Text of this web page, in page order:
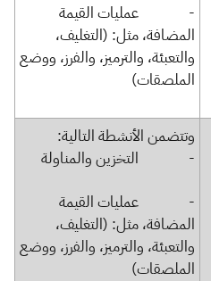
- عمليات القيمة
المضافة، مثل: (التغليف،
والتعبئة، والترميز، والفرز، ووضع
الملصقات)​
​وتتضمن الأنشطة التالية:
- التخزين والمناولة
- عمليات القيمة
المضافة، مثل: (التغليف،
والتعبئة، والترميز، والفرز، ووضع
الملصقات)